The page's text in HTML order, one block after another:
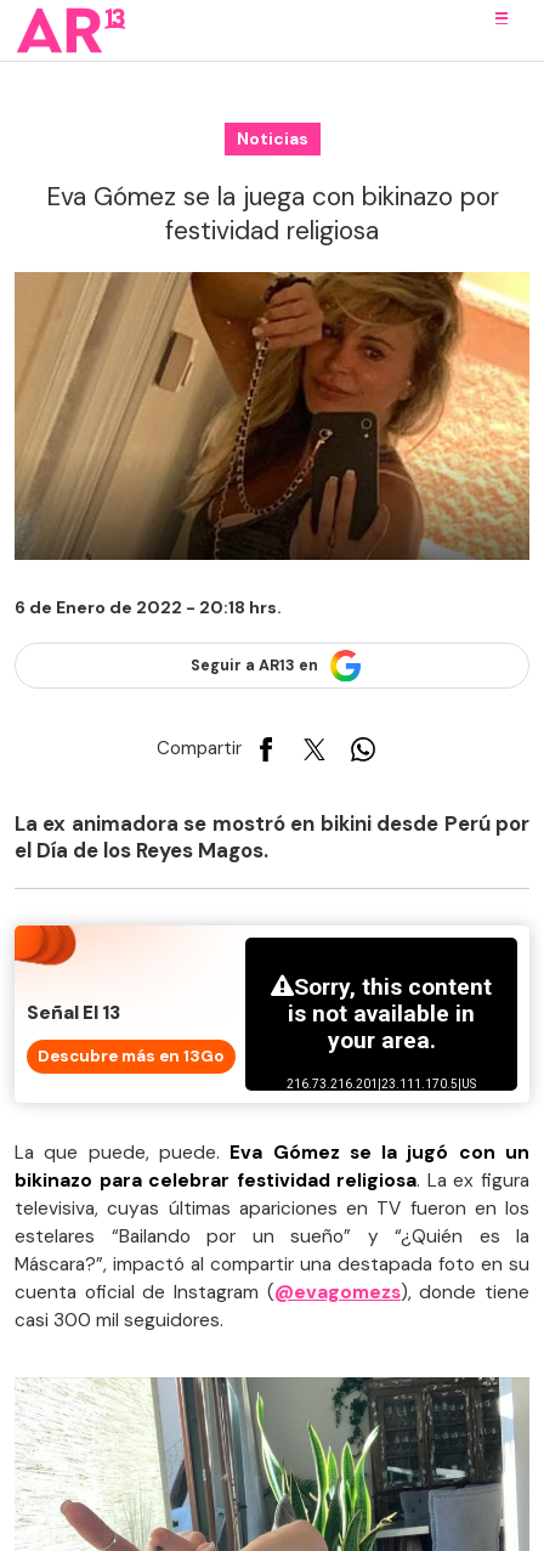
Noticias
Eva Gómez se la juega con bikinazo por
festividad religiosa
6 de Enero de 2022 - 20:18 hrs.
Seguir a AR13 en
Compartir
La ex animadora se mostró en bikini desde Perú por
el Día de los Reyes Magos.
Señal El 13
Descubre más en 13Go
La que puede, puede. Eva Gómez se la jugó con un
bikinazo para celebrar festividad religiosa. La ex figura
televisiva, cuyas últimas apariciones en TV fueron en los
estelares “Bailando por un sueño” y “¿Quién es la
Máscara?”, impactó al compartir una destapada foto en su
cuenta oficial de Instagram (@evagomezs), donde tiene
casi 300 mil seguidores.